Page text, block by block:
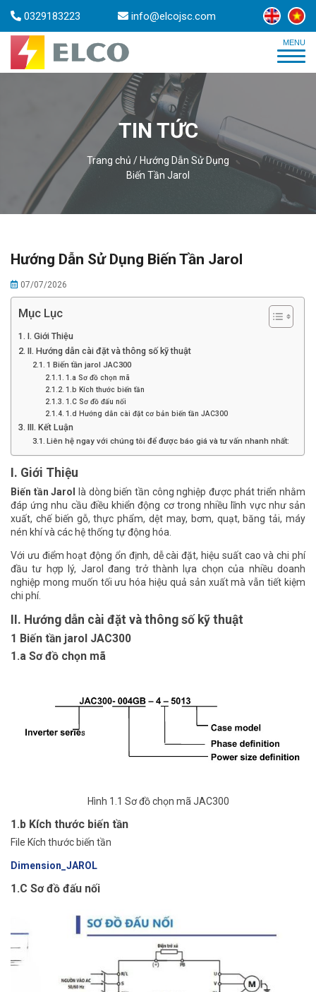
0329183223 info@elcojsc.com
TIN TỨC
Trang chủ / Hướng Dẫn Sử Dụng
Biến Tần Jarol
Hướng Dẫn Sử Dụng Biến Tần Jarol
07/07/2026
Mục Lục
I. Giới Thiệu
II. Hướng dẫn cài đặt và thông số kỹ thuật
1 Biến tần jarol JAC300
1.a Sơ đồ chọn mã
1.b Kích thước biến tần
1.C Sơ đồ đấu nối
1.d Hướng dẫn cài đặt cơ bản biến tần JAC300
III. Kết Luận
Liên hệ ngay với chúng tôi để được báo giá và tư vấn nhanh nhất:
I. Giới Thiệu
Biến tần Jarol
là dòng biến tần công nghiệp được phát triển nhằm
đáp ứng nhu cầu điều khiển động cơ trong nhiều lĩnh vực như sản
xuất, chế biến gỗ, thực phẩm, dệt may, bơm, quạt, băng tải, máy
nén khí và các hệ thống tự động hóa.
Với ưu điểm hoạt động ổn định, dễ cài đặt, hiệu suất cao và chi phí
đầu tư hợp lý, Jarol đang trở thành lựa chọn của nhiều doanh
nghiệp mong muốn tối ưu hóa hiệu quả sản xuất mà vẫn tiết kiệm
chi phí.
II. Hướng dẫn cài đặt và thông số kỹ thuật
1 Biến tần jarol JAC300
1.a Sơ đồ chọn mã
Hình 1.1 Sơ đồ chọn mã JAC300
1.b Kích thước biến tần
File Kích thước biến tần
Dimension_JAROL
1.C Sơ đồ đấu nối